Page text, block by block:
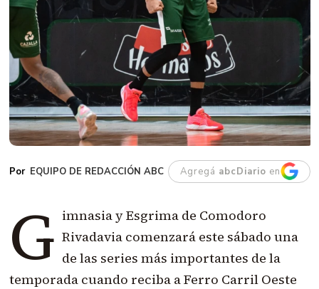
EQUIPO DE REDACCIÓN ABC Agregá abcDiario en
G imnasia y Esgrima de Comodoro
Rivadavia comenzará este sábado una
de las series más importantes de la
temporada cuando reciba a Ferro Carril Oeste